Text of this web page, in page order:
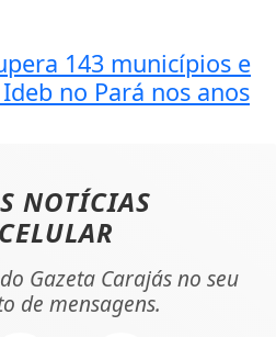
143 municípios e
no Pará nos anos
NOTÍCIAS
Gazeta Carajás no seu
de mensagens.